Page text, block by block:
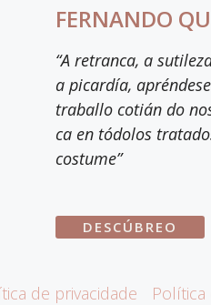
FERNANDO
“A retranca, a
a picardía,
traballo cotián do
ca en tódolos
costume”
DESCÚBREO
de privacidade Política